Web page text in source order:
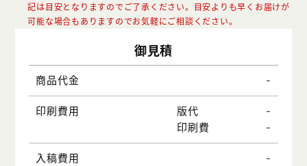
記は目安となりますのでご了承ください。目安よりも早くお届けが
可能な場合もありますのでお気軽にご相談ください。
御見積
商品代金 -
印刷費用 版代
-
印刷費
-
入稿費用 -